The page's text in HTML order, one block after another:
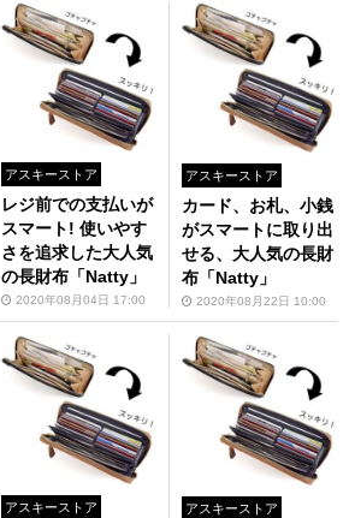
アスキーストア
レジ前での支払いが
スマート! 使いやす
さを追求した大人気
の長財布「Natty」
2020年08月04日 17:00
アスキーストア
カード、お札、小銭
がスマートに取り出
せる、大人気の長財
布「Natty」
2020年08月22日 10:00
アスキーストア アスキーストア